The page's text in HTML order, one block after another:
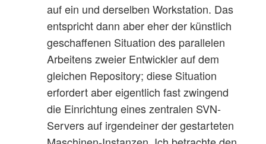
auf ein und derselben Workstation. Das
entspricht dann aber eher der künstlich
geschaffenen Situation des parallelen
Arbeitens zweier Entwickler auf dem
gleichen Repository; diese Situation
erfordert aber eigentlich fast zwingend
die Einrichtung eines zentralen SVN-
Servers auf irgendeiner der gestarteten